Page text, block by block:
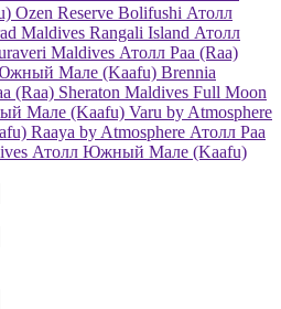
Ozen Reserve Bolifushi Атолл
Maldives Rangali Island Атолл
Maldives Атолл Раа (Raa)
Мале (Kaafu) Brennia
(Raa) Sheraton Maldives Full Moon
Мале (Kaafu) Varu by Atmosphere
Raaya by Atmosphere Атолл Раа
Атолл Южный Мале (Kaafu)